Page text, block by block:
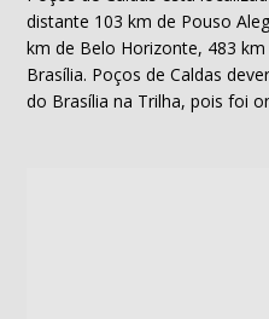
distante 103 km de Pouso
km de Belo Horizonte, 483
Brasília. Poços de Caldas
do Brasília na Trilha, pois foi